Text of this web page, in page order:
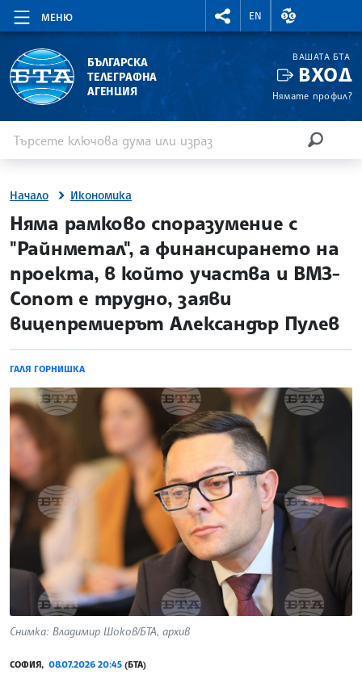
МЕНЮ
RIGHTMENU.SOCIAL
EN
ВАЛУТНИ
БЪЛГАРСКА
ТЕЛЕГРАФНА
АГЕНЦИЯ
ВАШАТА БТА
ВХОД
Нямате профил?
Начало Икономика
site.bta
Няма рамково споразумение с
"Райнметал", а финансирането на
проекта, в който участва и ВМЗ-
Сопот е трудно, заяви
вицепремиерът Александър Пулев
ГАЛЯ ГОРНИШКА
Снимка: Владимир Шоков/БТА, архив
СОФИЯ, 08.07.2026 20:45 (БТА)